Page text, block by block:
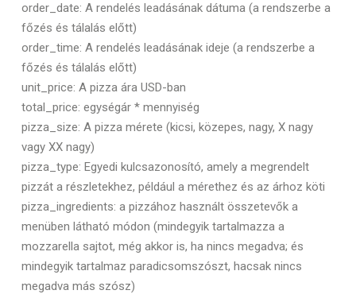
order_date: A rendelés leadásának dátuma (a rendszerbe a
főzés és tálalás előtt)
order_time: A rendelés leadásának ideje (a rendszerbe a
főzés és tálalás előtt)
unit_price: A pizza ára USD-ban
total_price: egységár * mennyiség
pizza_size: A pizza mérete (kicsi, közepes, nagy, X nagy
vagy XX nagy)
pizza_type: Egyedi kulcsazonosító, amely a megrendelt
pizzát a részletekhez, például a mérethez és az árhoz köti
pizza_ingredients: a pizzához használt összetevők a
menüben látható módon (mindegyik tartalmazza a
mozzarella sajtot, még akkor is, ha nincs megadva; és
mindegyik tartalmaz paradicsomszószt, hacsak nincs
megadva más szósz)